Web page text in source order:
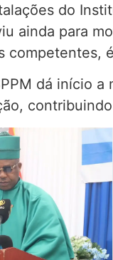
do
ainda para
competentes,
dá início